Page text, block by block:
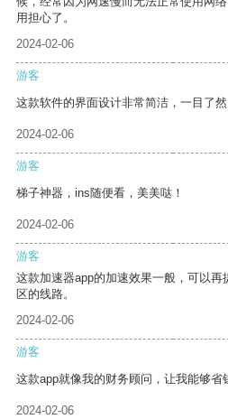
用担心了。
2024-02-06
游客
这款软件的界面设计非常简洁，一目了然
2024-02-06
游客
梯子神器，ins随便看，美美哒！
2024-02-06
游客
这款加速器app的加速效果一般，可以
区的线路。
2024-02-06
游客
这款app就像我的财务顾问，让我能够省
2024-02-06